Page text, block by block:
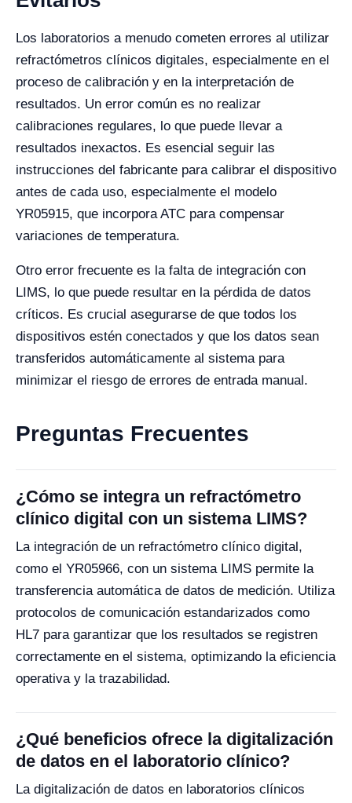
Los laboratorios a menudo cometen errores al utilizar
refractómetros clínicos digitales, especialmente en el
proceso de calibración y en la interpretación de
resultados. Un error común es no realizar
calibraciones regulares, lo que puede llevar a
resultados inexactos. Es esencial seguir las
instrucciones del fabricante para calibrar el dispositivo
antes de cada uso, especialmente el modelo
YR05915, que incorpora ATC para compensar
variaciones de temperatura.
Otro error frecuente es la falta de integración con
LIMS, lo que puede resultar en la pérdida de datos
críticos. Es crucial asegurarse de que todos los
dispositivos estén conectados y que los datos sean
transferidos automáticamente al sistema para
minimizar el riesgo de errores de entrada manual.
Preguntas Frecuentes
¿Cómo se integra un refractómetro
clínico digital con un sistema LIMS?
La integración de un refractómetro clínico digital,
como el YR05966, con un sistema LIMS permite la
transferencia automática de datos de medición. Utiliza
protocolos de comunicación estandarizados como
HL7 para garantizar que los resultados se registren
correctamente en el sistema, optimizando la eficiencia
operativa y la trazabilidad.
¿Qué beneficios ofrece la digitalización
de datos en el laboratorio clínico?
La digitalización de datos en laboratorios clínicos